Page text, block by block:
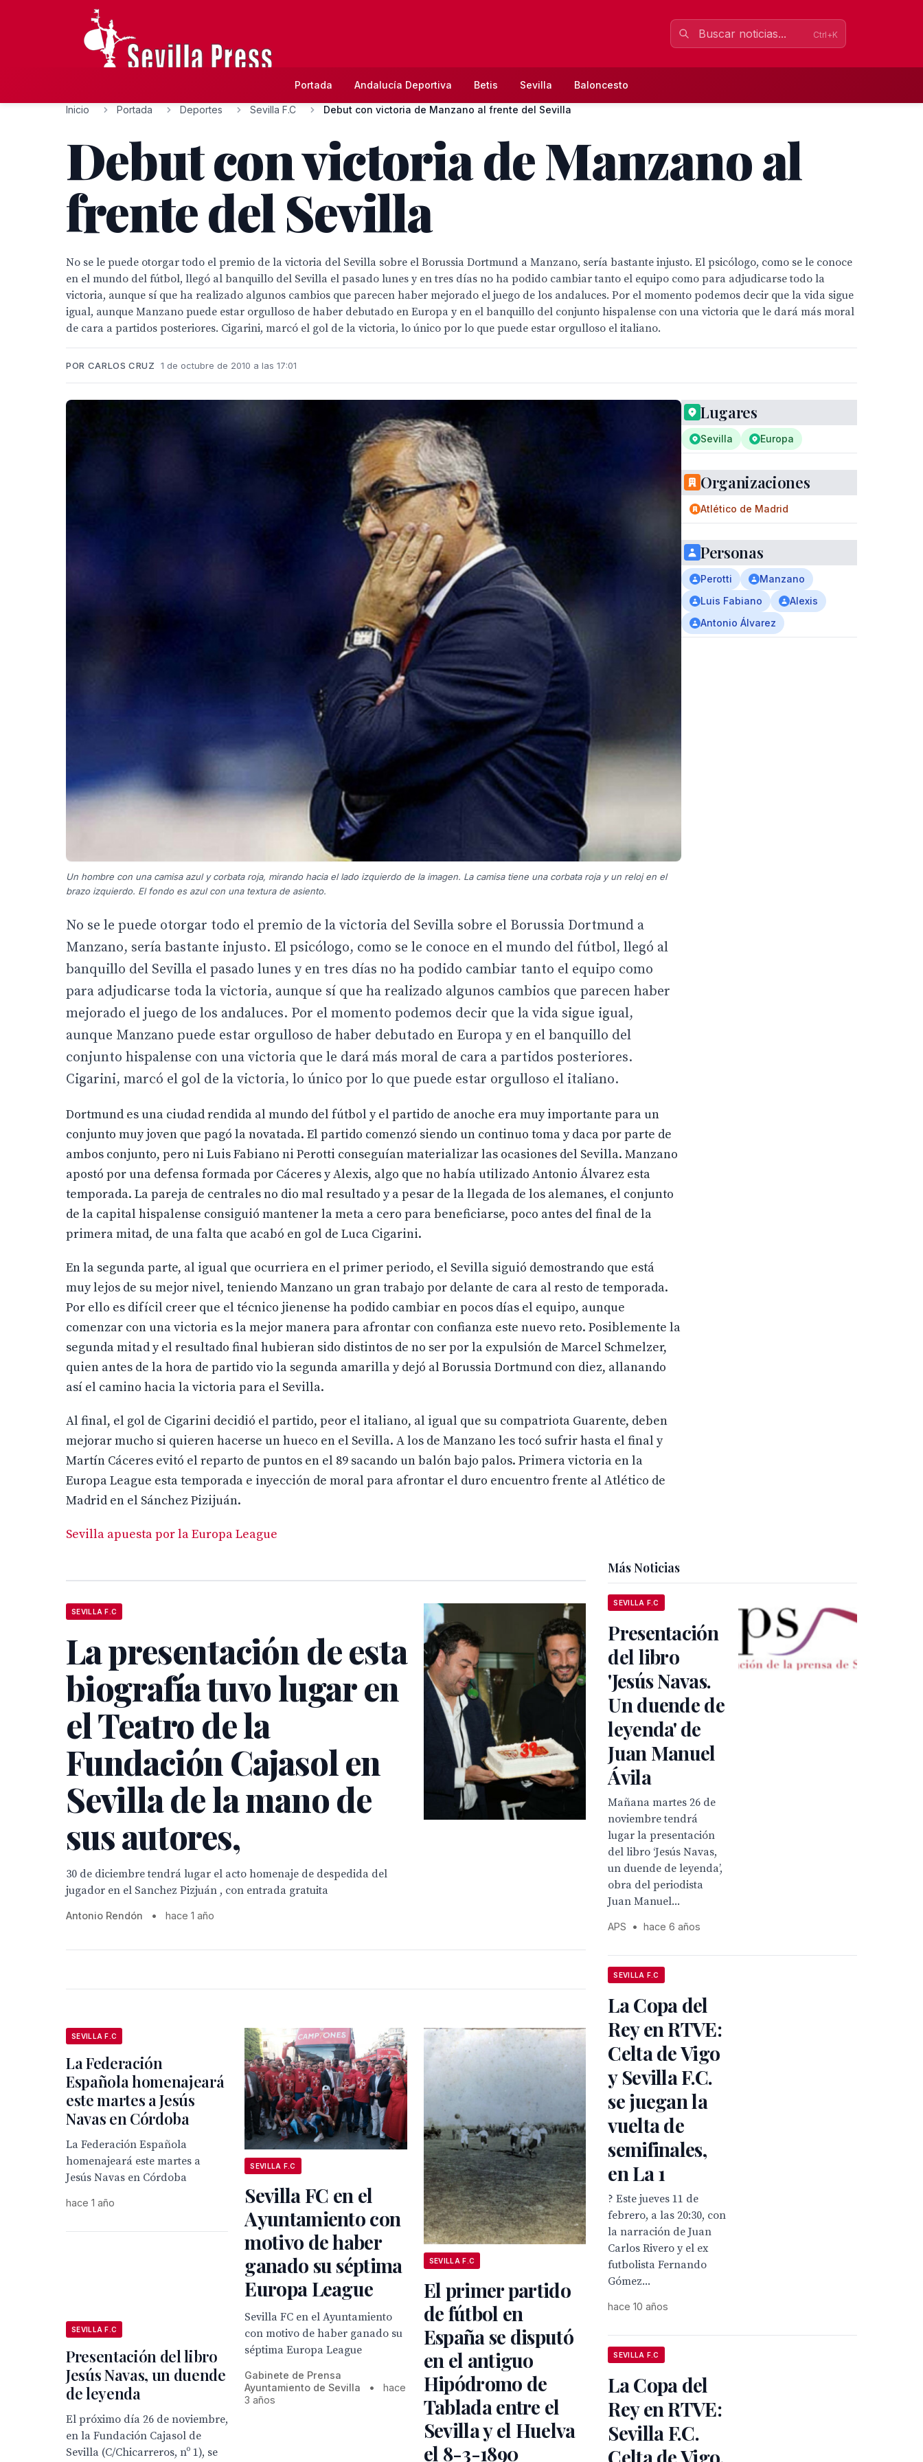
Ctrl+K
Portada Andalucía Deportiva Betis Sevilla Baloncesto
Inicio Portada Deportes Sevilla F.C Debut con victoria de Manzano al frente del Sevilla
Debut con victoria de Manzano al
frente del Sevilla
No se le puede otorgar todo el premio de la victoria del Sevilla sobre el Borussia Dortmund a Manzano, sería bastante injusto. El psicólogo, como se le conoce
en el mundo del fútbol, llegó al banquillo del Sevilla el pasado lunes y en tres días no ha podido cambiar tanto el equipo como para adjudicarse todo la
victoria, aunque sí que ha realizado algunos cambios que parecen haber mejorado el juego de los andaluces. Por el momento podemos decir que la vida sigue
igual, aunque Manzano puede estar orgulloso de haber debutado en Europa y en el banquillo del conjunto hispalense con una victoria que le dará más moral
de cara a partidos posteriores. Cigarini, marcó el gol de la victoria, lo único por lo que puede estar orgulloso el italiano.
POR CARLOS CRUZ 1 de octubre de 2010 a las 17:01
Un hombre con una camisa azul y corbata roja, mirando hacia el lado izquierdo de la imagen. La camisa tiene una corbata roja y un reloj en el
brazo izquierdo. El fondo es azul con una textura de asiento.
No se le puede otorgar todo el premio de la victoria del Sevilla sobre el Borussia Dortmund a
Manzano, sería bastante injusto. El psicólogo, como se le conoce en el mundo del fútbol, llegó al
banquillo del Sevilla el pasado lunes y en tres días no ha podido cambiar tanto el equipo como
para adjudicarse toda la victoria, aunque sí que ha realizado algunos cambios que parecen haber
mejorado el juego de los andaluces. Por el momento podemos decir que la vida sigue igual,
aunque Manzano puede estar orgulloso de haber debutado en Europa y en el banquillo del
conjunto hispalense con una victoria que le dará más moral de cara a partidos posteriores.
Cigarini, marcó el gol de la victoria, lo único por lo que puede estar orgulloso el italiano.
Dortmund es una ciudad rendida al mundo del fútbol y el partido de anoche era muy importante para un
conjunto muy joven que pagó la novatada. El partido comenzó siendo un continuo toma y daca por parte de
ambos conjunto, pero ni Luis Fabiano ni Perotti conseguían materializar las ocasiones del Sevilla. Manzano
apostó por una defensa formada por Cáceres y Alexis, algo que no había utilizado Antonio Álvarez esta
temporada. La pareja de centrales no dio mal resultado y a pesar de la llegada de los alemanes, el conjunto
de la capital hispalense consiguió mantener la meta a cero para beneficiarse, poco antes del final de la
primera mitad, de una falta que acabó en gol de Luca Cigarini.
En la segunda parte, al igual que ocurriera en el primer periodo, el Sevilla siguió demostrando que está
muy lejos de su mejor nivel, teniendo Manzano un gran trabajo por delante de cara al resto de temporada.
Por ello es difícil creer que el técnico jienense ha podido cambiar en pocos días el equipo, aunque
comenzar con una victoria es la mejor manera para afrontar con confianza este nuevo reto. Posiblemente la
segunda mitad y el resultado final hubieran sido distintos de no ser por la expulsión de Marcel Schmelzer,
quien antes de la hora de partido vio la segunda amarilla y dejó al Borussia Dortmund con diez, allanando
así el camino hacia la victoria para el Sevilla.
Al final, el gol de Cigarini decidió el partido, peor el italiano, al igual que su compatriota Guarente, deben
mejorar mucho si quieren hacerse un hueco en el Sevilla. A los de Manzano les tocó sufrir hasta el final y
Martín Cáceres evitó el reparto de puntos en el 89 sacando un balón bajo palos. Primera victoria en la
Europa League esta temporada e inyección de moral para afrontar el duro encuentro frente al Atlético de
Madrid en el Sánchez Pizijuán.
Sevilla apuesta por la Europa League
Lugares
Sevilla Europa
Organizaciones
Atlético de Madrid
Personas
Perotti
Manzano
Luis Fabiano
Alexis
Antonio Álvarez
SEVILLA F.C
La presentación de esta
biografía tuvo lugar en
el Teatro de la
Fundación Cajasol en
Sevilla de la mano de
sus autores,
30 de diciembre tendrá lugar el acto homenaje de despedida del
jugador en el Sanchez Pizjuán , con entrada gratuita
Antonio Rendón • hace 1 año
SEVILLA F.C
La Federación
Española homenajeará
este martes a Jesús
Navas en Córdoba
La Federación Española
homenajeará este martes a
Jesús Navas en Córdoba
hace 1 año
SEVILLA F.C
Sevilla FC en el
Ayuntamiento con
motivo de haber
ganado su séptima
Europa League
Sevilla FC en el Ayuntamiento
con motivo de haber ganado su
séptima Europa League
Gabinete de Prensa
Ayuntamiento de Sevilla
•
hace
3 años
SEVILLA F.C
El primer partido
de fútbol en
España se disputó
en el antiguo
Hipódromo de
Tablada entre el
Sevilla y el Huelva
el 8-3-1890
SEVILLA F.C
Presentación del libro
Jesús Navas, un duende
de leyenda
El próximo día 26 de noviembre,
en la Fundación Cajasol de
Sevilla (C/Chicarreros, nº 1), se
Más Noticias
SEVILLA F.C
Presentación
del libro
'Jesús Navas.
Un duende de
leyenda' de
Juan Manuel
Ávila
Mañana martes 26 de
noviembre tendrá
lugar la presentación
del libro ‘Jesús Navas,
un duende de leyenda’,
obra del periodista
Juan Manuel...
APS • hace 6 años
SEVILLA F.C
La Copa del
Rey en RTVE:
Celta de Vigo
y Sevilla F.C.
se juegan la
vuelta de
semifinales,
en La 1
? Este jueves 11 de
febrero, a las 20:30, con
la narración de Juan
Carlos Rivero y el ex
futbolista Fernando
Gómez...
hace 10 años
SEVILLA F.C
La Copa del
Rey en RTVE:
Sevilla F.C.
Celta de Vigo,